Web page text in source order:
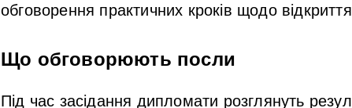
обговорення практичних кроків щодо
Що обговорюють посли
Під час засідання дипломати розглянуть